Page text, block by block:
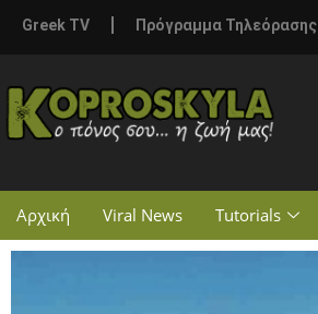
Greek TV Πρόγραμμα Τηλεόρασης
Αρχική Viral News Tutorials